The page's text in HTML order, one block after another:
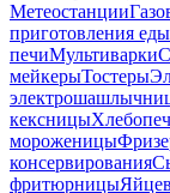
Метеостанции
приготовления еды
печиМультиварки
мейкерыТостеры
кексницы
мороженицы
консервирования
фритюрницы